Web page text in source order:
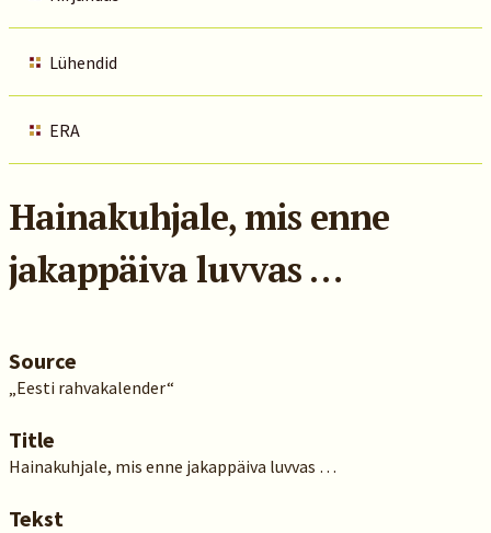
Lühendid
ERA
Hainakuhjale, mis enne
jakappäiva luvvas …
Source
„Eesti rahvakalender“
Title
Hainakuhjale, mis enne jakappäiva luvvas …
Tekst